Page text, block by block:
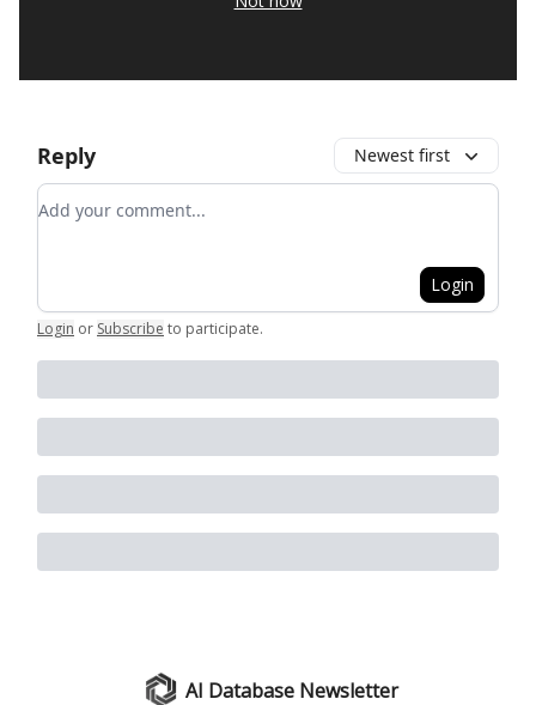
Reply Newest first
Add your comment
Login
Login or Subscribe to participate.
AI Database Newsletter